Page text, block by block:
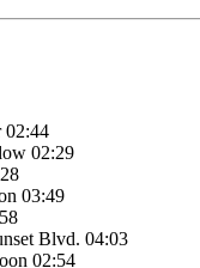
02:44
02:29
03:49
Blvd. 04:03
02:54